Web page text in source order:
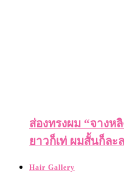
ส่องทรงผม “จางห
ยาวก็เท่ ผมสั้นก็ละ
Hair Gallery